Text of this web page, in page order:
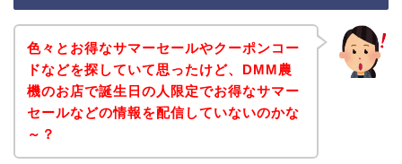
色々とお得なサマーセールやクーポンコー
ドなどを探していて思ったけど、DMM農
機のお店で誕生日の人限定でお得なサマー
セールなどの情報を配信していないのかな
～？